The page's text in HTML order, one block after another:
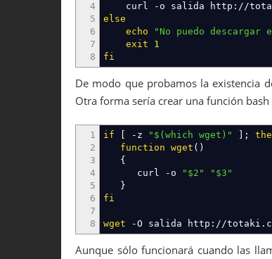
4
5
6
7
8
curl
-o salida http: //
else
echo
"No puedo
exit
1
fi
De modo que probamos la existencia
Otra forma sería crear una función
1
2
3
4
5
6
7
8
if -z " $(which wget) " ;
function wget ( )
{
curl
-o "$2"
"$3"
}
fi
wget -O salida http: //
Aunque sólo funcionará cuando las